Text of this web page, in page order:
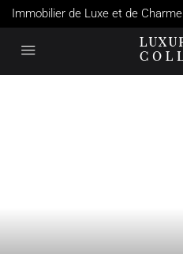
Immobilier de Luxe et de Charme